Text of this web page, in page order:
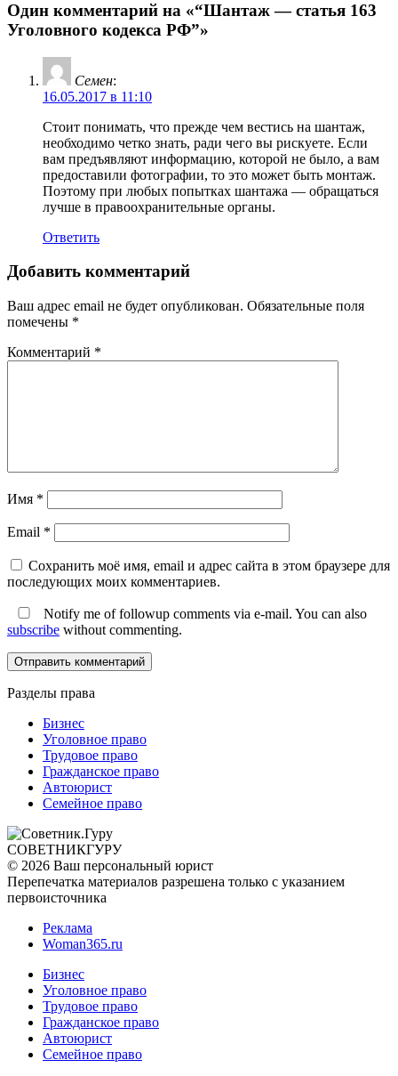
Один комментарий на «“Шантаж — статья 163
Уголовного кодекса РФ”»
Семен:
16.05.2017 в 11:10
Стоит понимать, что прежде чем вестись на шантаж,
необходимо четко знать, ради чего вы рискуете. Если
вам предъявляют информацию, которой не было, а вам
предоставили фотографии, то это может быть монтаж.
Поэтому при любых попытках шантажа — обращаться
лучше в правоохранительные органы.
Ответить
Добавить комментарий
Ваш адрес email не будет опубликован. Обязательные поля
помечены *
Комментарий *
Имя *
Email *
Сохранить моё имя, email и адрес сайта в этом браузере для
последующих моих комментариев.
Notify me of followup comments via e-mail. You can also
subscribe without commenting.
Разделы права
Бизнес
Уголовное право
Трудовое право
Гражданское право
Автоюрист
Семейное право
СОВЕТНИКГУРУ
© 2026 Ваш персональный юрист
Перепечатка материалов разрешена только с указанием
первоисточника
Реклама
Woman365.ru
Бизнес
Уголовное право
Трудовое право
Гражданское право
Автоюрист
Семейное право